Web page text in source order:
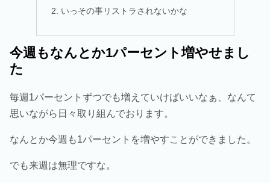
いっその事リストラされないかな
今週もなんとか1パーセント増やせまし
た
毎週1パーセントずつでも増えていけばいいなぁ、なんて
思いながら日々取り組んでおります。
なんとか今週も1パーセントを増やすことができました。
でも来週は無理ですな。